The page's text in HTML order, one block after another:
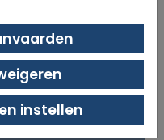
instellen